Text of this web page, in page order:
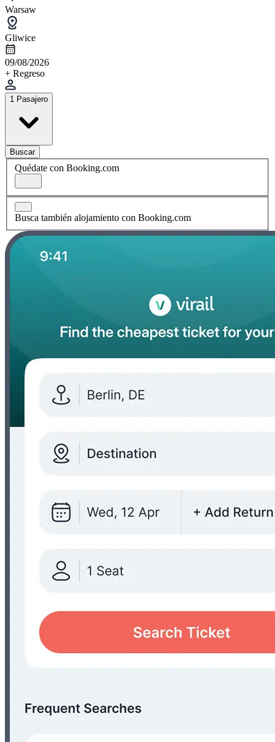
Warsaw
Gliwice
09/08/2026
+ Regreso
1 Pasajero
Buscar
Quédate con Booking.com
Busca también alojamiento con Booking.com